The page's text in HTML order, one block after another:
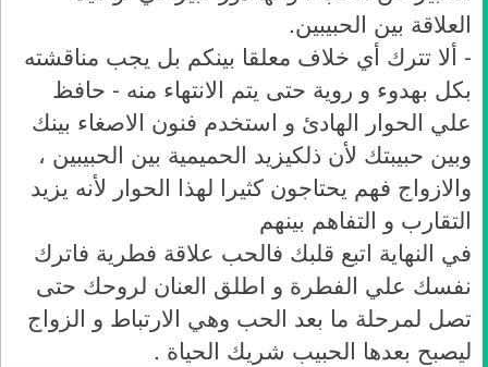
العلاقة بين الحبيبين.
- ألا تترك أي خلاف معلقا بينكم بل يجب مناقشته
بكل بهدوء و روية حتى يتم الانتهاء منه - حافظ
علي الحوار الهادئ و استخدم فنون الاصغاء بينك
وبين حبيبتك لأن ذلكيزيد الحميمية بين الحبيبين ،
والازواج فهم يحتاجون كثيرا لهذا الحوار لأنه يزيد
التقارب و التفاهم بينهم
في النهاية اتبع قلبك فالحب علاقة فطرية فاترك
نفسك علي الفطرة و اطلق العنان لروحك حتى
تصل لمرحلة ما بعد الحب وهي الارتباط و الزواج
ليصبح بعدها الحبيب شريك الحياة .